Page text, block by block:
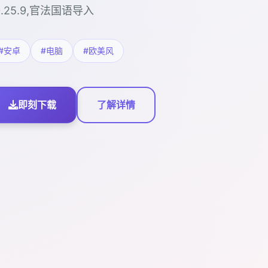
官法国语导入
安卓 #电脑 #欧美风
即刻下载 了解详情